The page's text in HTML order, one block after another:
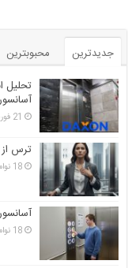
جدیدترین محبوبترین
تحلیل
21 فوریه, 2026
ترس از
18 نوامبر, 2025
18 نوامبر, 2025